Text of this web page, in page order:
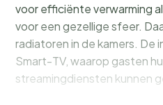
voor efficiënte verwarming
voor een gezellige sfeer.
radiatoren in de kamers. De
Smart-TV, waarop gasten
streamingdiensten kunnen